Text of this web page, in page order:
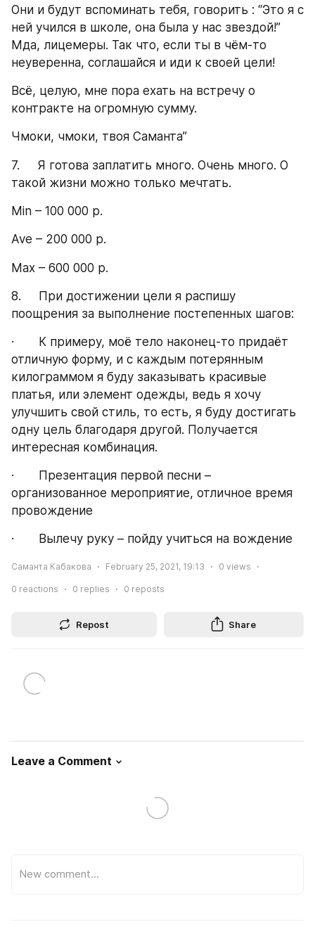
Они и будут вспоминать тебя, говорить : “Это я с
ней учился в школе, она была у нас звездой!”
Мда, лицемеры. Так что, если ты в чём-то
неуверенна, соглашайся и иди к своей цели!
Всё, целую, мне пора ехать на встречу о
контракте на огромную сумму.
Чмоки, чмоки, твоя Саманта”
7.     Я готова заплатить много. Очень много. О
такой жизни можно только мечтать.
Min – 100 000 р.
Ave – 200 000 р.
Max – 600 000 р.
8.     При достижении цели я распишу
поощрения за выполнение постепенных шагов:
·       К примеру, моё тело наконец-то придаёт
отличную форму, и с каждым потерянным
килограммом я буду заказывать красивые
платья, или элемент одежды, ведь я хочу
улучшить свой стиль, то есть, я буду достигать
одну цель благодаря другой. Получается
интересная комбинация.
·       Презентация первой песни –
организованное мероприятие, отличное время
провождение
·       Вылечу руку – пойду учиться на вождение
Саманта Кабакова February 25, 2021, 19:13 0 views
0 reactions 0 replies 0 reposts
Repost Share
Leave a Comment